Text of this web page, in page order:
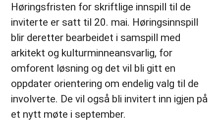
Høringsfristen for skriftlige innspill til de
inviterte er satt til 20. mai. Høringsinnspill
blir deretter bearbeidet i samspill med
arkitekt og kulturminneansvarlig, for
omforent løsning og det vil bli gitt en
oppdater orientering om endelig valg til de
involverte. De vil også bli invitert inn igjen på
et nytt møte i september.